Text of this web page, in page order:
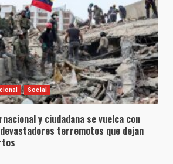
Social
y ciudadana se vuelca con
terremotos que dejan